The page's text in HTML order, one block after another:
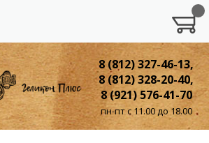
8 (812) 327-46-13,
8 (812) 328-20-40,
8 (921) 576-41-70
пн-пт с 11.00 до 18.00